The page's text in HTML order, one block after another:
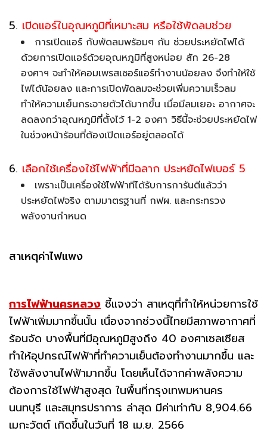
5. เปิดแอร์ในอุณหภูมิที่เหมาะสม หรือใช้พัดลมช่วย
การเปิดแอร์ กับพัดลมพร้อมๆ กัน ช่วยประหยัดไฟได้
ด้วยการเปิดแอร์ด้วยอุณหภูมิที่สูงหน่อย สัก 26-28
องศาฯ จะทำให้คอมเพรสเซอร์แอร์ทำงานน้อยลง จึงทำให้ใช้
ไฟได้น้อยลง และการเปิดพัดลมจะช่วยเพิ่มความเร็วลม
ทำให้ความเย็นกระจายตัวได้มากขึ้น เมื่อมีลมเยอะ อากาศจะ
ลดลงกว่าอุณหภูมิที่ตั้งไว้ 1-2 องศา วิธีนี้จะช่วยประหยัดไฟ
ในช่วงหน้าร้อนที่ต้องเปิดแอร์อยู่ตลอดได้
6. เลือกใช้เครื่องใช้ไฟฟ้าที่มีฉลาก ประหยัดไฟเบอร์ 5
เพราะเป็นเครื่องใช้ไฟฟ้าทีได้รับการการันตีแล้วว่า
ประหยัดไฟจริง ตามมาตรฐานที่ กฟผ. และกระทรวง
พลังงานกำหนด
สาเหตุค่าไฟแพง
การไฟฟ้านครหลวง ชี้แจงว่า สาเหตุที่ทำให้หน่วยการใช้
ไฟฟ้าเพิ่มมากขึ้นนั้น เนื่องจากช่วงนี้ไทยมีสภาพอากาศที่
ร้อนจัด บางพื้นที่มีอุณหภูมิสูงถึง 40 องศาเซลเซียส
ทำให้อุปกรณ์ไฟฟ้าที่ทำความเย็นต้องทำงานมากขึ้น และ
ใช้พลังงานไฟฟ้ามากขึ้น โดยเห็นได้จากค่าพลังความ
ต้องการใช้ไฟฟ้าสูงสุด ในพื้นที่กรุงเทพมหานคร
นนทบุรี และสมุทรปราการ ล่าสุด มีค่าเท่ากับ 8,904.66
เมกะวัตต์ เกิดขึ้นในวันที่ 18 เม.ย. 2566